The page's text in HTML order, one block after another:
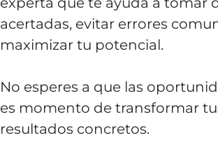
acertadas, evitar errores
maximizar tu potencial.
No esperes a que las
es momento de transformar
resultados concretos.